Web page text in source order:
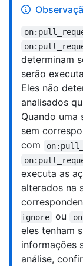
determinam
serão
Eles não
analisados
Quando
sem
com
executa as
alterados na
ignore
ou
eles tenham
informações
análise,